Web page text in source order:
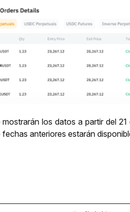
los datos a partir del
anteriores estarán